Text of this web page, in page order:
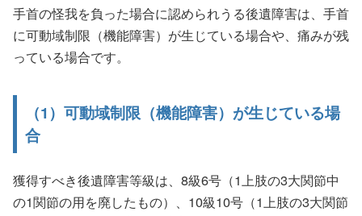
手首の怪我を負った場合に認められうる後遺障害は、手首
に可動域制限（機能障害）が生じている場合や、痛みが残
っている場合です。
（1）可動域制限（機能障害）が生じている場
合
獲得すべき後遺障害等級は、8級6号（1上肢の3大関節中
の1関節の用を廃したもの）、10級10号（1上肢の3大関節